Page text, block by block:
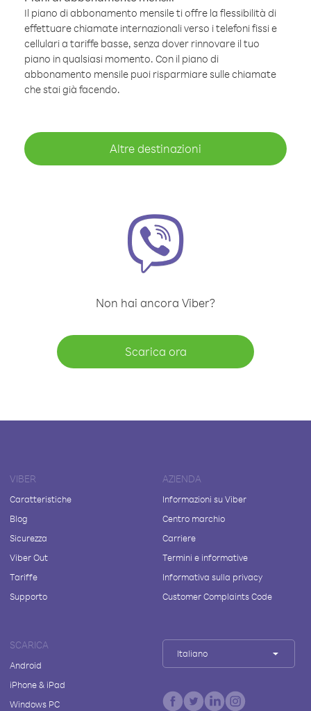
Il piano di abbonamento mensile ti offre la flessibilità di
effettuare chiamate internazionali verso i telefoni fissi e
cellulari a tariffe basse, senza dover rinnovare il tuo
piano in qualsiasi momento. Con il piano di
abbonamento mensile puoi risparmiare sulle chiamate
che stai già facendo.
Altre destinazioni
Non hai ancora Viber?
Scarica ora
VIBER
Caratteristiche
Blog
Sicurezza
Viber Out
Tariffe
Supporto
AZIENDA
Informazioni su Viber
Centro marchio
Carriere
Termini e informative
Informativa sulla privacy
Customer Complaints Code
SCARICA
Android
iPhone & iPad
Windows PC
Italiano